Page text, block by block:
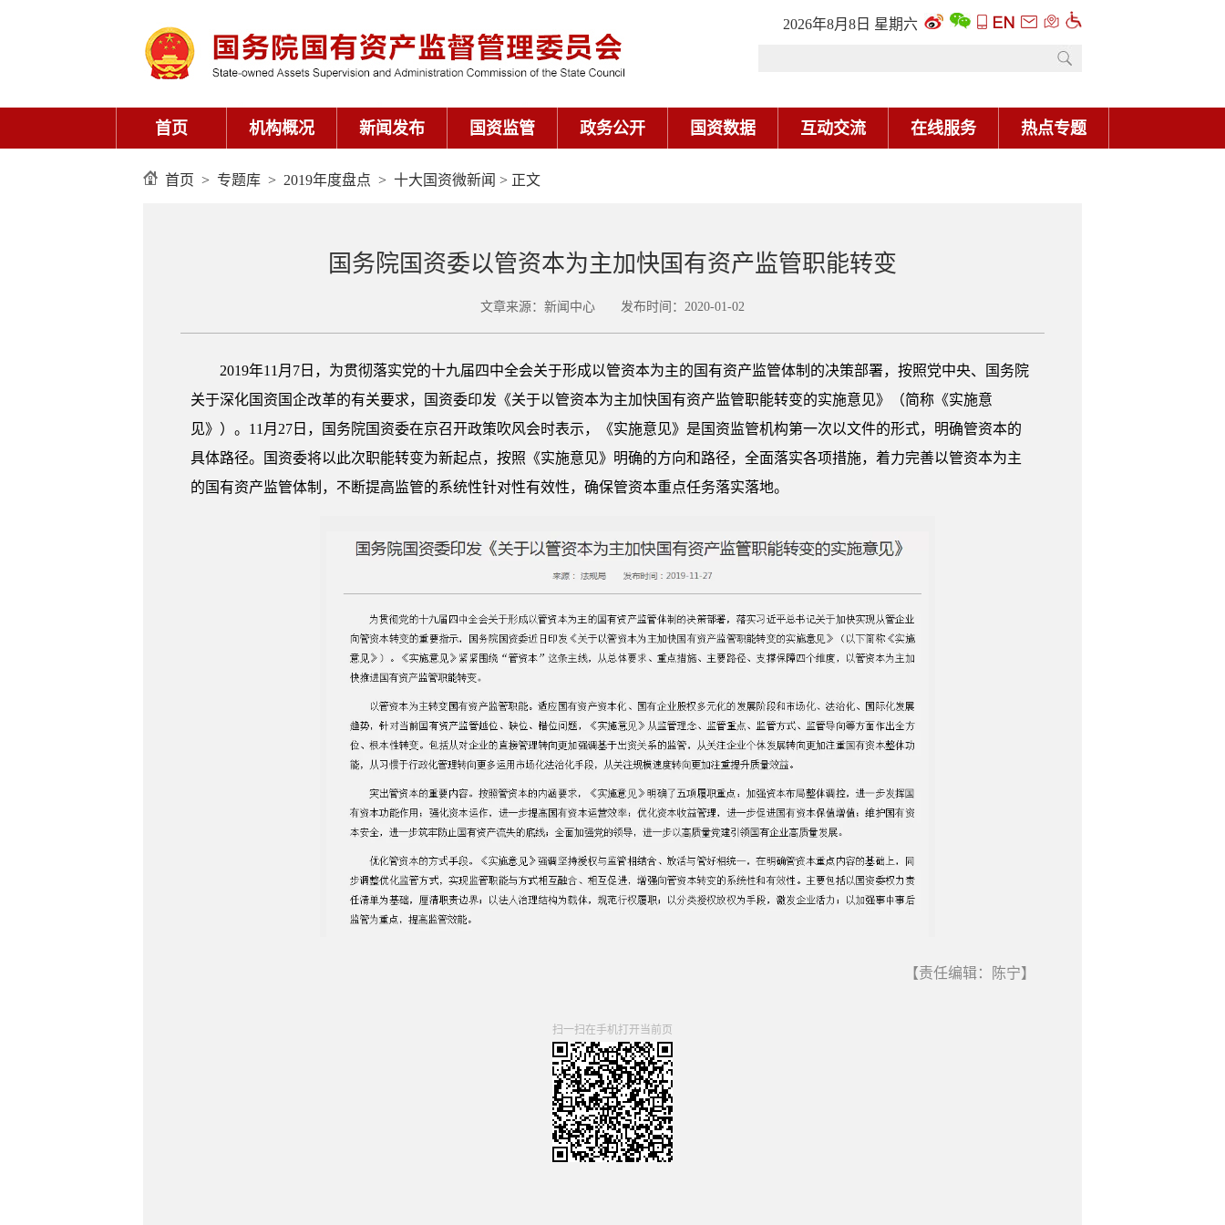
首页 > 专题库 > 2019年度盘点 > 十大国资微新闻 > 正文
国务院国资委以管资本为主加快国有资产监管职能转变
文章来源：新闻中心 发布时间：2020-01-02
2019年11月7日，为贯彻落实党的十九届四中全会关于形成以管资本为主的国有资产监管体制的决策部署，按照党中央、国务院
关于深化国资国企改革的有关要求，国资委印发《关于以管资本为主加快国有资产监管职能转变的实施意见》（简称《实施意
见》）。11月27日，国务院国资委在京召开政策吹风会时表示，《实施意见》是国资监管机构第一次以文件的形式，明确管资本的
具体路径。国资委将以此次职能转变为新起点，按照《实施意见》明确的方向和路径，全面落实各项措施，着力完善以管资本为主
的国有资产监管体制，不断提高监管的系统性针对性有效性，确保管资本重点任务落实落地。
【责任编辑：陈宁】
扫一扫在手机打开当前页